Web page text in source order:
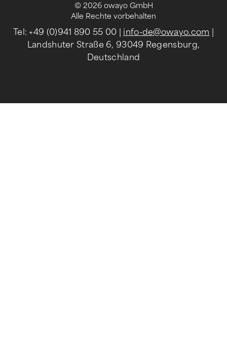
© 2026 owayo GmbH
Alle Rechte vorbehalten
Tel: +49 (0)941 890 55 00 info-de@owayo.com
Landshuter Straße 6, 93049 Regensburg,
Deutschland